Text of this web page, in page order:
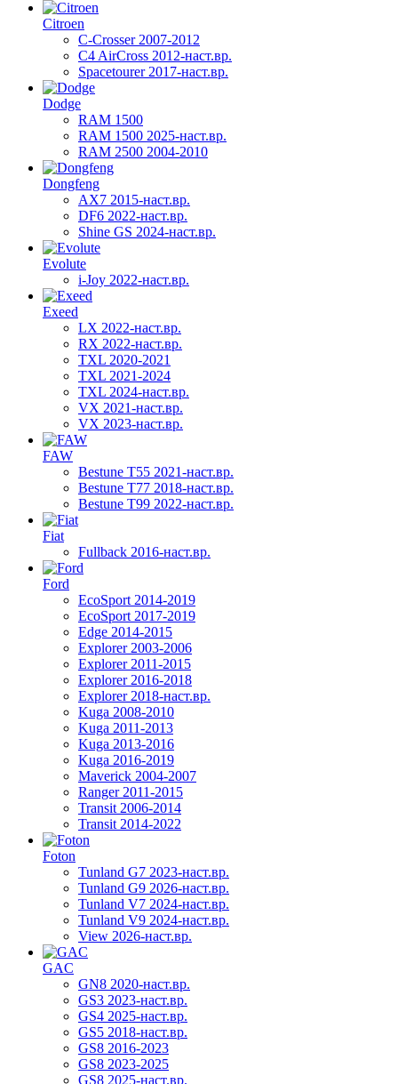
Citroen
C-Crosser 2007-2012
C4 AirCross 2012-наст.вр.
Spacetourer 2017-наст.вр.
Dodge
RAM 1500
RAM 1500 2025-наст.вр.
RAM 2500 2004-2010
Dongfeng
AX7 2015-наст.вр.
DF6 2022-наст.вр.
Shine GS 2024-наст.вр.
Evolute
i-Joy 2022-наст.вр.
Exeed
LX 2022-наст.вр.
RX 2022-наст.вр.
TXL 2020-2021
TXL 2021-2024
TXL 2024-наст.вр.
VX 2021-наст.вр.
VX 2023-наст.вр.
FAW
Bestune T55 2021-наст.вр.
Bestune T77 2018-наст.вр.
Bestune T99 2022-наст.вр.
Fiat
Fullback 2016-наст.вр.
Ford
EcoSport 2014-2019
EcoSport 2017-2019
Edge 2014-2015
Explorer 2003-2006
Explorer 2011-2015
Explorer 2016-2018
Explorer 2018-наст.вр.
Kuga 2008-2010
Kuga 2011-2013
Kuga 2013-2016
Kuga 2016-2019
Maverick 2004-2007
Ranger 2011-2015
Transit 2006-2014
Transit 2014-2022
Foton
Tunland G7 2023-наст.вр.
Tunland G9 2026-наст.вр.
Tunland V7 2024-наст.вр.
Tunland V9 2024-наст.вр.
View 2026-наст.вр.
GAC
GN8 2020-наст.вр.
GS3 2023-наст.вр.
GS4 2025-наст.вр.
GS5 2018-наст.вр.
GS8 2016-2023
GS8 2023-2025
GS8 2025-наст.вр.